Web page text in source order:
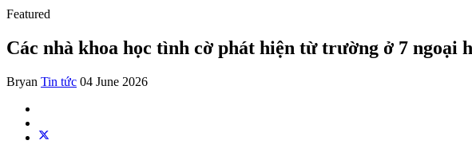
Featured
Các nhà khoa học tình cờ phát hiện từ trường ở 7 ngoại
Bryan Tin tức 04 June 2026